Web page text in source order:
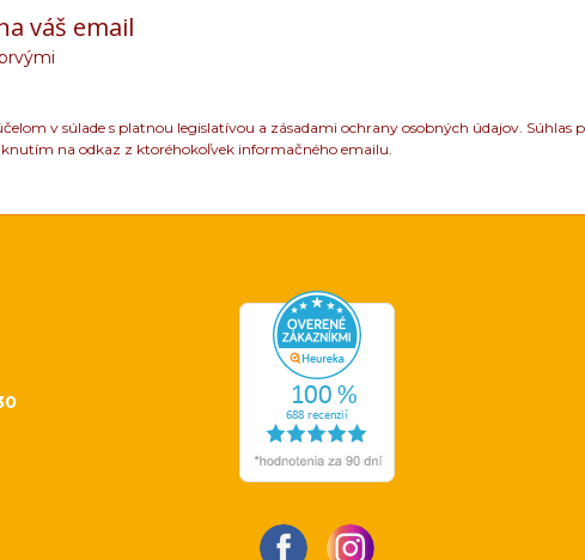
váš email
v súlade s platnou legislatívou a zásadami ochrany osobných údajov.
na odkaz z ktoréhokoľvek informačného emailu.